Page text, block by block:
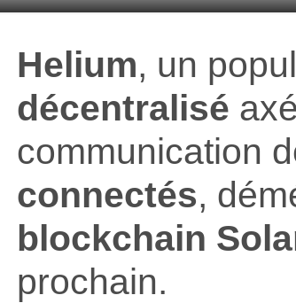
Helium, un
décentralisé
communication
connectés,
blockchain
prochain.